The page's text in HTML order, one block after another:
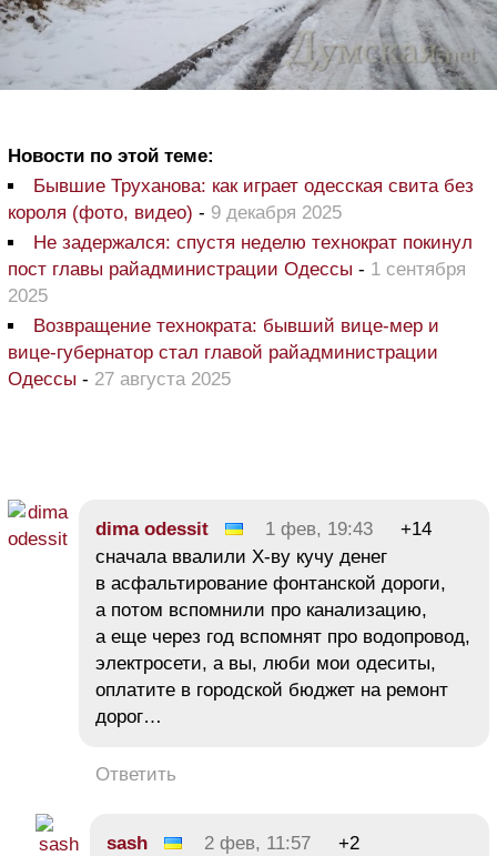
Новости по этой теме:
Бывшие Труханова: как играет одесская свита без
короля (фото, видео) - 9 декабря 2025
Не задержался: спустя неделю технократ покинул
пост главы райадминистрации Одессы - 1 сентября
2025
Возвращение технократа: бывший вице-мер и
вице-губернатор стал главой райадминистрации
Одессы - 27 августа 2025
dima odessit 1 фев, 19:43
+14
сначала ввалили Х-ву кучу денег
в асфальтирование фонтанской дороги,
а потом вспомнили про канализацию,
а еще через год вспомнят про водопровод,
электросети, а вы, люби мои одеситы,
оплатите в городской бюджет на ремонт
дорог…
Ответить
sash 2 фев, 11:57
+2